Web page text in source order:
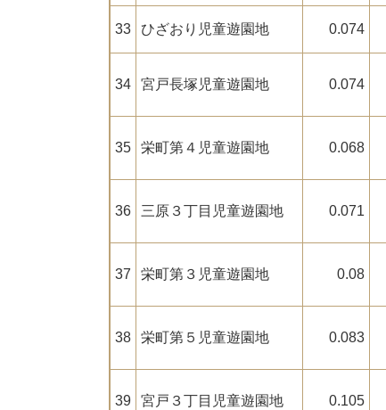
33 ひざおり児童遊園地 0.074
34 宮戸長塚児童遊園地 0.074
35 栄町第４児童遊園地 0.068
36 三原３丁目児童遊園地 0.071
37 栄町第３児童遊園地 0.08
38 栄町第５児童遊園地 0.083
39 宮戸３丁目児童遊園地 0.105